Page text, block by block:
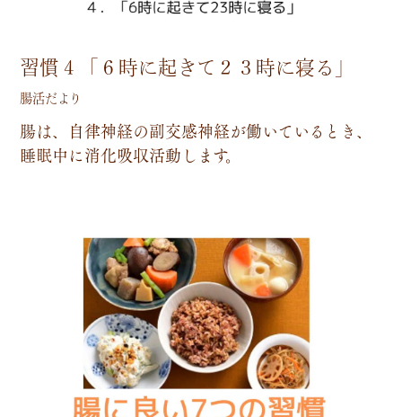
習慣４「６時に起きて２３時に寝る」
腸活だより
腸は、 自律神経の副交感神経が働いている と き、
睡眠中に消化吸収活動 し ます。